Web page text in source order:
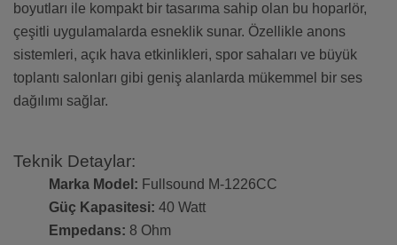
boyutları ile kompakt bir tasarıma sahip olan bu hoparlör,
çeşitli uygulamalarda esneklik sunar. Özellikle anons
sistemleri, açık hava etkinlikleri, spor sahaları ve büyük
toplantı salonları gibi geniş alanlarda mükemmel bir ses
dağılımı sağlar.
Teknik Detaylar:
Marka Model: Fullsound M-1226CC
Güç Kapasitesi: 40 Watt
Empedans: 8 Ohm